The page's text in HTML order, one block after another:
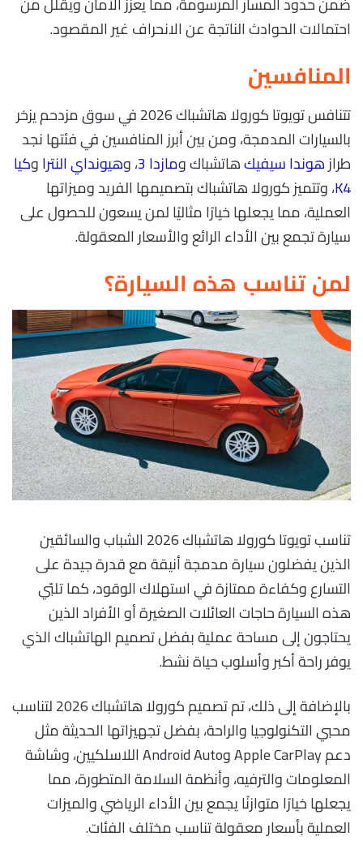
احتمالات الحوادث الناتجة عن الانحراف غير المقصود.
المنافسين
تتنافس تويوتا كورولا هاتشباك 2026 في سوق مزدحم يزخر
بالسيارات المدمجة، ومن بين أبرز المنافسين في فئتها نجد
طرازهوندا سيفيكهاتشباك ومازدا 3 ، وهيونداي النتراوكيا
K4، وتتميز كورولا هاتشباك بتصميمها الفريد وميزاتها
العملية، مما يجعلها خيارًا مثاليًا لمن يسعون للحصول على
سيارة تجمع بين الأداء الرائع والأسعار المعقولة.
لمن تناسب هذه السيارة؟
تناسب تويوتا كورولا هاتشباك 2026 الشباب والسائقين
الذين يفضلون سيارة مدمجة أنيقة مع قدرة جيدة على
التسارع وكفاءة ممتازة في استهلاك الوقود، كما تلبّي
هذه السيارة حاجات العائلات الصغيرة أو الأفراد الذين
يحتاجون إلى مساحة عملية بفضل تصميم الهاتشباك الذي
يوفر راحة أكبر وأسلوب حياة نشط.
بالإضافة إلى ذلك، تم تصميم كورولا هاتشباك 2026 لتناسب
محبي التكنولوجيا والراحة، بفضل تجهيزاتها الحديثة مثل
دعم Apple CarPlay وAndroid Auto اللاسلكيين، وشاشة
المعلومات والترفيه، وأنظمة السلامة المتطورة، مما
يجعلها خيارًا متوازنًا يجمع بين الأداء الرياضي والميزات
العملية بأسعار معقولة تناسب مختلف الفئات.